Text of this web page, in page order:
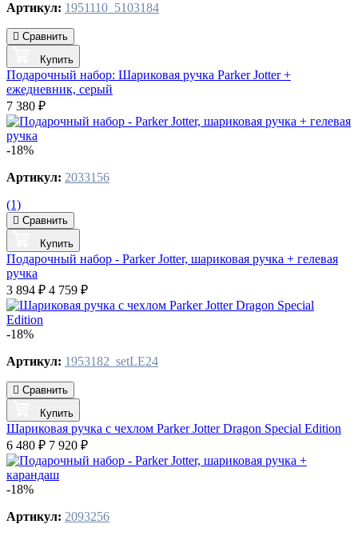
Артикул: 1951110_5103184
Сравнить
Купить
Подарочный набор: Шариковая ручка Parker Jotter +
ежедневник, серый
7 380 ₽
-18%
Артикул: 2033156
(1)
Сравнить
Купить
Подарочный набор - Parker Jotter, шариковая ручка + гелевая
ручка
3 894 ₽ 4 759 ₽
-18%
Артикул: 1953182_setLE24
Сравнить
Купить
Шариковая ручка с чехлом Parker Jotter Dragon Special Edition
6 480 ₽ 7 920 ₽
-18%
Артикул: 2093256